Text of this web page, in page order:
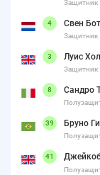
Защитник
4 Свен
Защитник
3 Луис
Защитник
8 Сандро
39 Бруно
41